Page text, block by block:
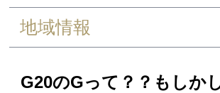
地域情報
G20のGって？？もしか